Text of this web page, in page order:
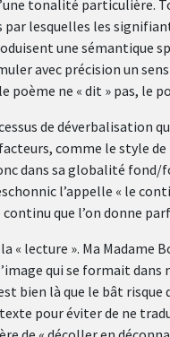
tonalité particulière.
par lesquelles les
une sémantique
avec précision un
poème ne « dit » pas, le
de déverbalisation
comme le style
dans sa globalité
l’appelle « le
que l’on donne
« lecture ». Ma Madame
qui se formait
bien là que le bât
pour éviter de ne